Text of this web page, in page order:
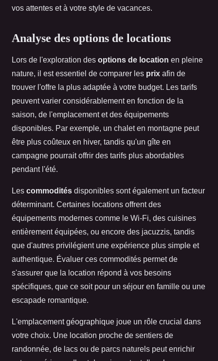
vos attentes et à votre style de vacances.
Analyse des options de locations
Lors de l'exploration des options de location en pleine
nature, il est essentiel de comparer les prix afin de
trouver l'offre la plus adaptée à votre budget. Les tarifs
peuvent varier considérablement en fonction de la
saison, de l'emplacement et des équipements
disponibles. Par exemple, un chalet en montagne peut
être plus coûteux en hiver, tandis qu'un gîte en
campagne pourrait offrir des tarifs plus abordables
pendant l'été.
Les commodités disponibles sont également un facteur
déterminant. Certaines locations offrent des
équipements modernes comme le Wi-Fi, des cuisines
entièrement équipées, ou encore des jacuzzis, tandis
que d'autres privilégient une expérience plus simple et
authentique. Évaluer ces commodités permet de
s'assurer que la location répond à vos besoins
spécifiques, que ce soit pour un séjour en famille ou une
escapade romantique.
L'emplacement géographique joue un rôle crucial dans
votre choix. Une location proche de sentiers de
randonnée, de lacs ou de parcs naturels peut enrichir